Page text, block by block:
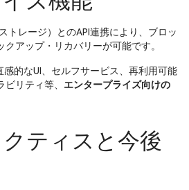
トレージ）とのAPI連携により、ブロッ
アップ・リカバリーが可能です。
感的なUI、セルフサービス、再利用可能
リティ等、 エンタープライズ向けの
ティスと今後